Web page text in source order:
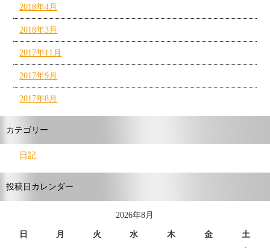
2018年4月
2018年3月
2017年11月
2017年9月
2017年8月
カテゴリー
日記
投稿日カレンダー
2026年8月
日 月 火 水 木 金
土